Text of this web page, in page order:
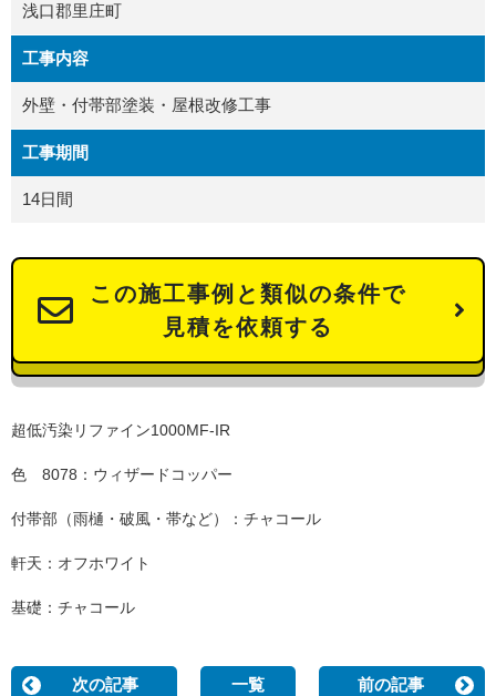
浅口郡里庄町
工事内容
外壁・付帯部塗装・屋根改修工事
工事期間
14日間
この施工事例と類似の条件で
見積を依頼する
超低汚染リファイン1000MF-IR
色 8078：ウィザードコッパー
付帯部（雨樋・破風・帯など）：チャコール
軒天：オフホワイト
基礎：チャコール
次の記事 一覧 前の記事